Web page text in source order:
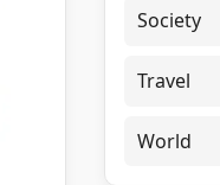
Society
Travel
World